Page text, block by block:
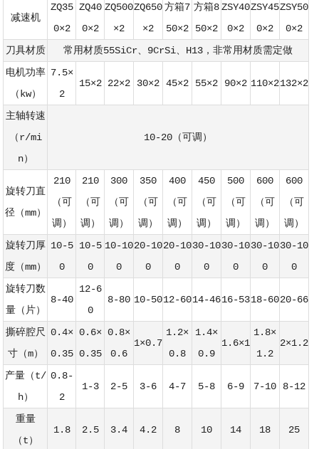
减速机
ZQ35
0×2
ZQ40
0×2
ZQ500
×2
ZQ650
×2
方箱7
50×2
方箱8
50×2
ZSY40
0×2
ZSY45
0×2
ZSY50
0×2
刀具材质
常用材质55SiCr、9CrSi、H13，非常用材质需定做
电机功率
（kw）
7.5×
2
15×2 22×2 30×2 45×2 55×2 90×2 110×2132×2
主轴转速
（r/mi
n）
10-20（可调）
旋转刀直
径（mm）
210
（可
调）
210
（可
调）
300
（可
调）
350
（可
调）
400
（可
调）
450
（可
调）
500
（可
调）
600
（可
调）
600
（可
调）
旋转刀厚
度（mm）
10-5
0
10-5
0
10-10
0
20-10
0
20-10
0
30-10
0
30-10
0
30-10
0
30-10
0
旋转刀数
量（片）
8-40
12-6
0
8-80 10-5012-6014-4616-5318-6020-66
撕碎腔尺
寸（m）
0.4×
0.35
0.6×
0.35
0.8×
0.6
1×0.7
1.2×
0.8
1.4×
0.9
1.6×1
1.8×
1.2
2×1.2
产量（t/
h）
0.8-
2
1-3 2-5 3-6 4-7 5-8 6-9 7-10 8-12
重量
（t）
1.8 2.5 3.4 4.2 8 10 14 18 25